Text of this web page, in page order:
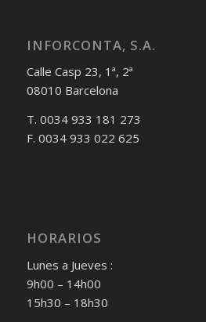
INFORCONTA, S.A.
Calle Casp 23, 1ª, 2ª
08010 Barcelona
T. 0034 933 181 273
F. 0034 933 022 625
HORARIOS
Lunes a Jueves :
9h00 – 14h00
15h30 – 18h30